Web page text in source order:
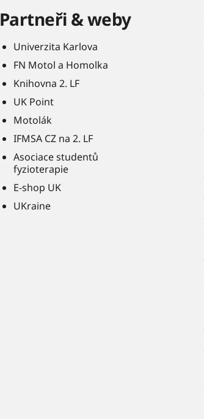
Partneři & weby
Univerzita Karlova
FN Motol a Homolka
Knihovna 2. LF
UK Point
Motolák
IFMSA CZ na 2. LF
Asociace studentů
fyzioterapie
E-shop UK
UKraine